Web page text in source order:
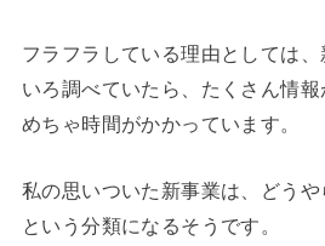
フラフラしている理由としては
いろ調べていたら、たくさん情
めちゃ時間がかかっています。
私の思いついた新事業は、どう
という分類になるそうです。